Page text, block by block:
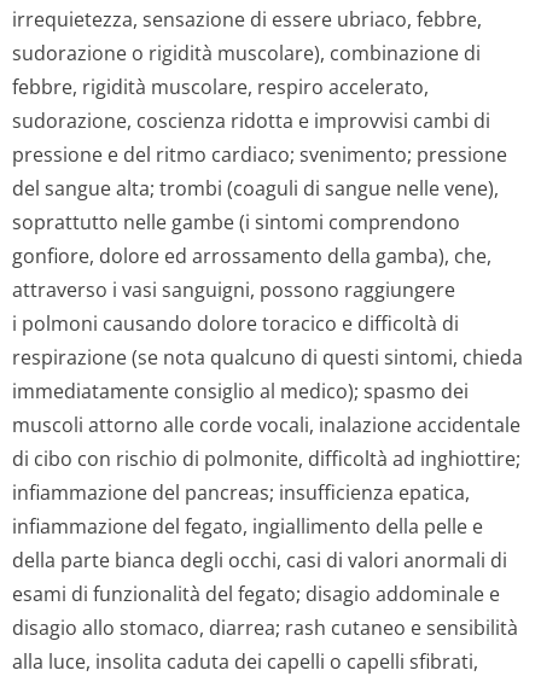
irrequietezza, sensazione di essere ubriaco, febbre,
sudorazione o rigidità muscolare), combinazione di
febbre, rigidità muscolare, respiro accelerato,
sudorazione, coscienza ridotta e improvvisi cambi di
pressione e del ritmo cardiaco; svenimento; pressione
del sangue alta; trombi (coaguli di sangue nelle vene),
soprattutto nelle gambe (i sintomi comprendono
gonfiore, dolore ed arrossamento della gamba), che,
attraverso i vasi sanguigni, possono raggiungere
i polmoni causando dolore toracico e difficoltà di
respirazione (se nota qualcuno di questi sintomi, chieda
immediatamente consiglio al medico); spasmo dei
muscoli attorno alle corde vocali, inalazione accidentale
di cibo con rischio di polmonite, difficoltà ad inghiottire;
infiammazione del pancreas; insufficienza epatica,
infiammazione del fegato, ingiallimento della pelle e
della parte bianca degli occhi, casi di valori anormali di
esami di funzionalità del fegato; disagio addominale e
disagio allo stomaco, diarrea; rash cutaneo e sensibilità
alla luce, insolita caduta dei capelli o capelli sfibrati,